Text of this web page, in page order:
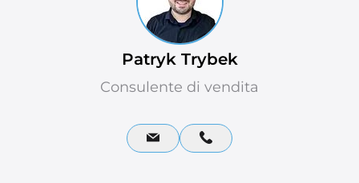
Patryk Trybek
Consulente di vendita